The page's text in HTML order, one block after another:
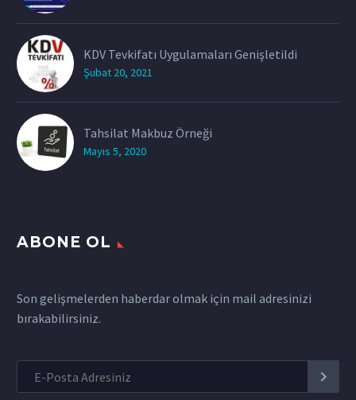
KDV Tevkifatı Uygulamaları Genişletildi
Şubat 20, 2021
Tahsilat Makbuz Örneği
Mayıs 5, 2020
ABONE OL
Son gelişmelerden haberdar olmak için mail adresinizi
bırakabilirsiniz.